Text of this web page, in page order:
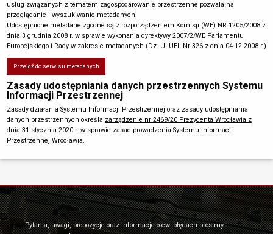
usług związanych z tematem zagospodarowanie przestrzenne pozwala na
przeglądanie i wyszukiwanie metadanych.
Udostępnione metadane zgodne są z rozporządzeniem Komisji (WE) NR 1205/2008 z
dnia 3 grudnia 2008 r. w sprawie wykonania dyrektywy 2007/2/WE Parlamentu
Europejskiego i Rady w zakresie metadanych (Dz. U. UEL Nr 326 z dnia 04.12.2008 r.)
Przejdź do serwisu metadanych
Zasady udostępniania danych przestrzennych Systemu
Informacji Przestrzennej
Zasady działania Systemu Informacji Przestrzennej oraz zasady udostępniania
danych przestrzennych określa zarządzenie nr 2469/20 Prezydenta Wrocławia z
dnia 31 stycznia 2020 r. w sprawie zasad prowadzenia Systemu Informacji
Przestrzennej Wrocławia.
Pytania, uwagi, propozycje oraz informacje o ew. błędach prosimy